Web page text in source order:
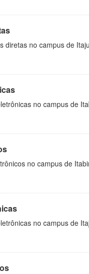
diretas no campus de
no campus de
no campus de
no campus de